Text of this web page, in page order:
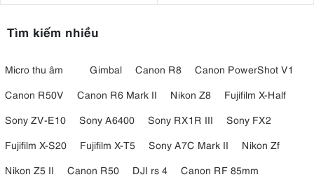
Tìm kiếm nhiều
Micro thu âm Gimbal Canon R8
Canon PowerShot V1
Canon R50V
Canon R6 Mark II Nikon Z8
Fujifilm X-Half
Sony ZV-E10
Sony A6400 Sony RX1R III
Sony FX2
Fujifilm X-S20
Fujifilm X-T5 Sony A7C Mark II
Nikon Zf
Nikon Z5 II
Canon R50 DJI rs 4
Canon RF 85mm